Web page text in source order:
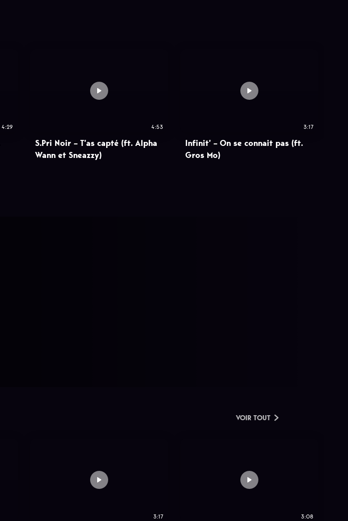
4:29 4:53
S.Pri Noir – T’as capté (ft. Alpha
Wann et Sneazzy)
3:17
Infinit’ – On se connait pas (ft.
Gros Mo)
VOIR TOUT
3:17 3:08